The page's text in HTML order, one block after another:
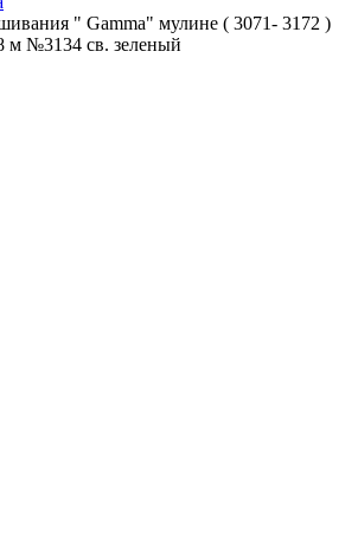
" Gamma" мулине ( 3071- 3172 )
м №3134 св. зеленый